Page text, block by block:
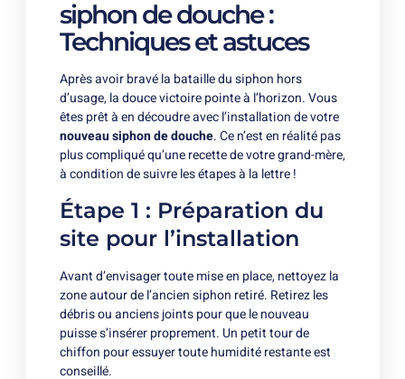
siphon de douche :
Techniques et astuces
Après avoir bravé la bataille du siphon hors
d’usage, la douce victoire pointe à l’horizon. Vous
êtes prêt à en découdre avec l’installation de votre
nouveau siphon de douche. Ce n’est en réalité pas
plus compliqué qu’une recette de votre grand-mère,
à condition de suivre les étapes à la lettre !
Étape 1 : Préparation du
site pour l’installation
Avant d’envisager toute mise en place, nettoyez la
zone autour de l’ancien siphon retiré. Retirez les
débris ou anciens joints pour que le nouveau
puisse s’insérer proprement. Un petit tour de
chiffon pour essuyer toute humidité restante est
conseillé.